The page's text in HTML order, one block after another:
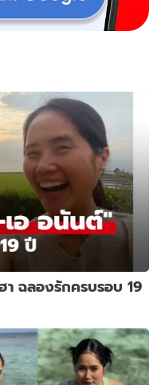
ฉลองรักครบรอบ 19